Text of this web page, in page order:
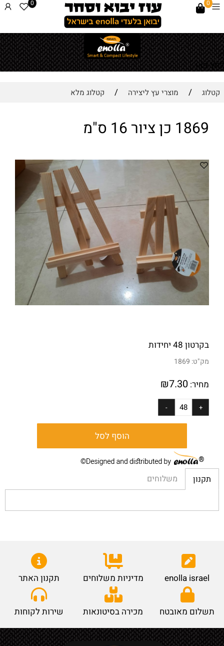
לחץ כאן
0
0
קטלוג / מוצרי עץ ליצירה / קטלוג מלא
1869 כן ציור 16 ס"מ
בקרטון 48 יחידות
מק"ט: 1869
מחיר: ₪7.30
הוסף לסל
תקנון משלוחים
enolla israel מדיניות משלוחים תקנון האתר
תשלום מאובטח מכירה בסיטונאות שירות לקוחות